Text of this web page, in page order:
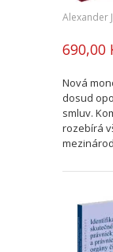
Alexander
690,00
Nová
dosud
smluv.
rozebírá